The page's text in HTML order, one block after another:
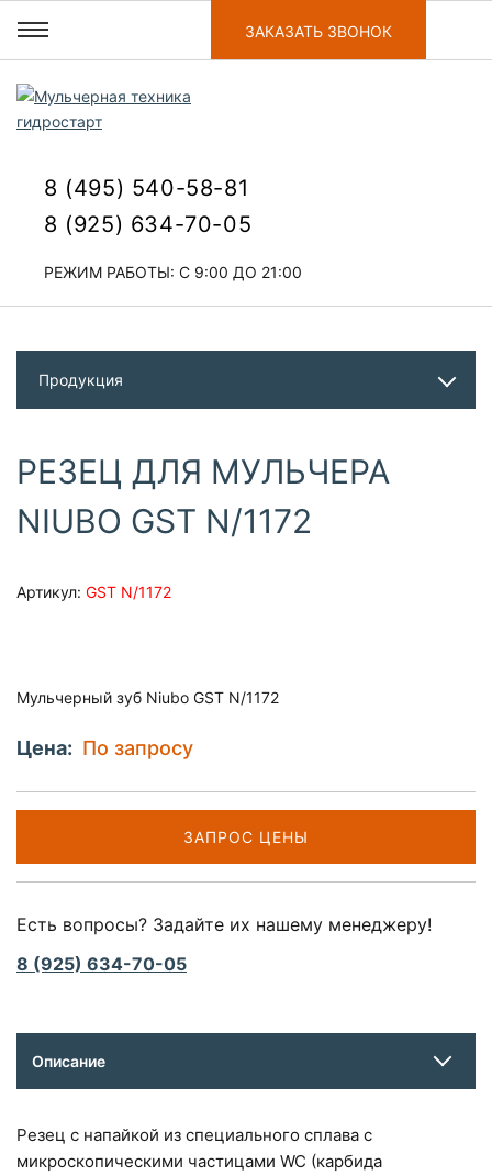
8 (495) 540-58-81
8 (925) 634-70-05
РЕЖИМ РАБОТЫ: С 9:00 ДО 21:00
ЗАКАЗАТЬ ЗВОНОК
Продукция
РЕЗЕЦ ДЛЯ МУЛЬЧЕРА
NIUBO GST N/1172
Артикул: GST N/1172
Мульчерный зуб Niubo GST N/1172
Цена: По запросу
ЗАПРОС ЦЕНЫ
Есть вопросы? Задайте их нашему менеджеру!
8 (925) 634-70-05
Описание
Резец c напайкой из специального сплава с
микроскопическими частицами WC (карбида